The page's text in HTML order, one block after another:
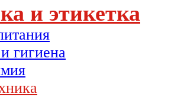
и этикетка
гигиена